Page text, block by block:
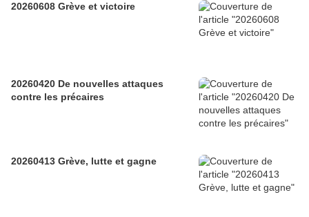
20260608 Grève et victoire
20260420 De nouvelles attaques
contre les précaires
20260413 Grève, lutte et gagne